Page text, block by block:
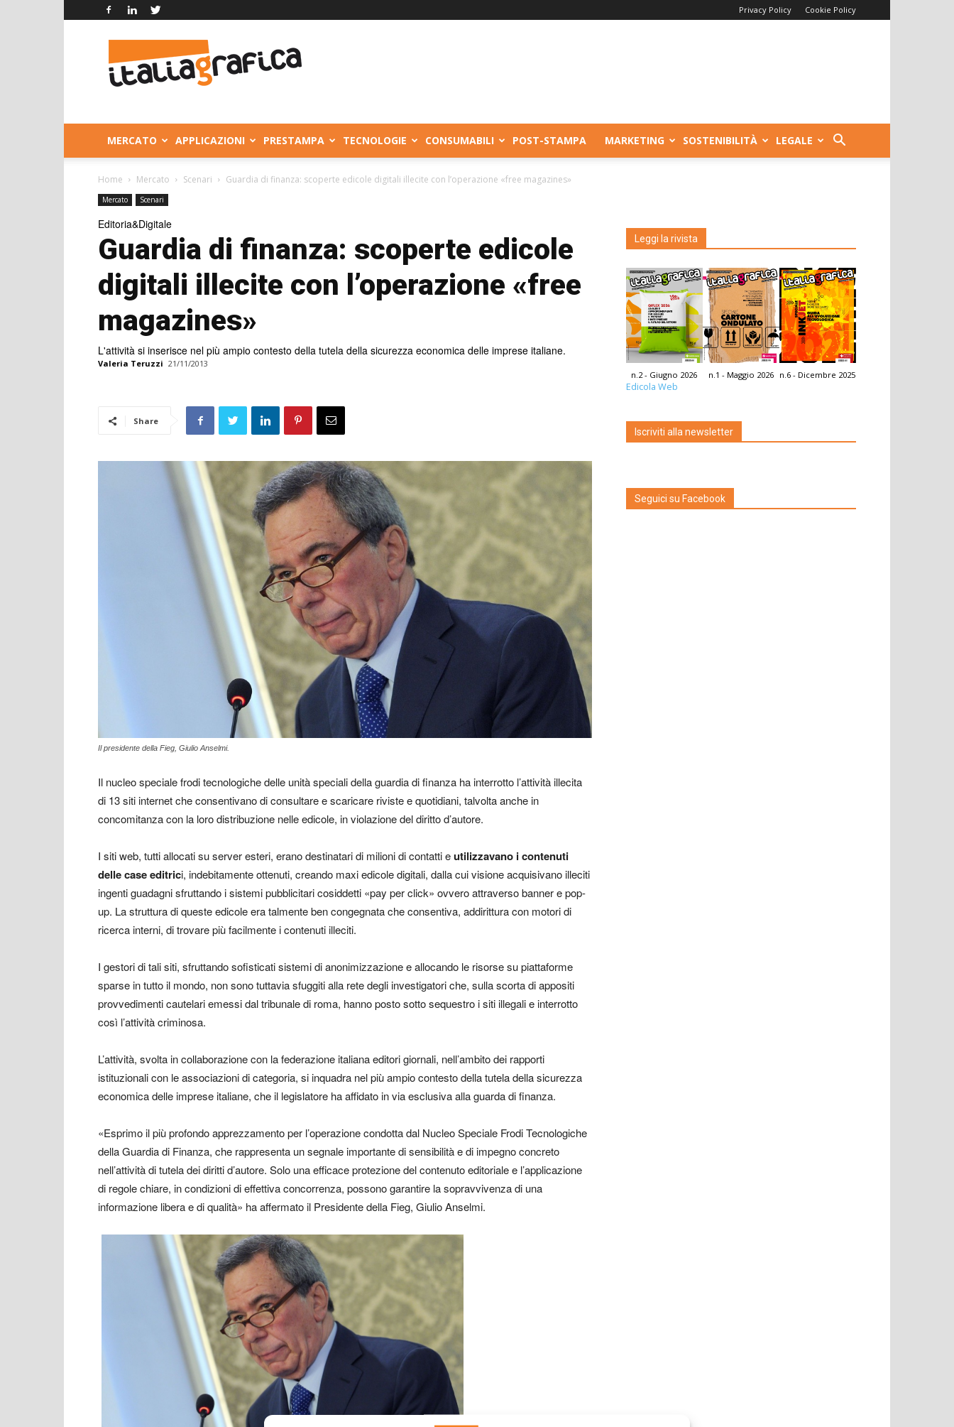
Privacy Policy Cookie Policy
Grafica
MERCATO APPLICAZIONI PRESTAMPA TECNOLOGIE CONSUMABILI POST-STAMPA MARKETING SOSTENIBILITÀ LEGALE
Home Mercato Scenari Guardia di finanza: scoperte edicole digitali illecite con l’operazione «free magazines»
Mercato Scenari
Editoria&Digitale
Guardia di finanza: scoperte edicole
digitali illecite con l’operazione «free
magazines»
L'attività si inserisce nel più ampio contesto della tutela della sicurezza economica delle imprese italiane.
Valeria Teruzzi 21/11/2013
Share
Il presidente della Fieg, Giulio Anselmi.
Il nucleo speciale frodi tecnologiche delle unità speciali della guardia di finanza ha interrotto l’attività illecita
di 13 siti internet che consentivano di consultare e scaricare riviste e quotidiani, talvolta anche in
concomitanza con la loro distribuzione nelle edicole, in violazione del diritto d’autore.
I siti web, tutti allocati su server esteri, erano destinatari di milioni di contatti eutilizzavano i contenuti
delle case editrici, indebitamente ottenuti, creando maxi edicole digitali, dalla cui visione acquisivano illeciti
ingenti guadagni sfruttando i sistemi pubblicitari cosiddetti «pay per click» ovvero attraverso banner e pop-
up. La struttura di queste edicole era talmente ben congegnata che consentiva, addirittura con motori di
ricerca interni, di trovare più facilmente i contenuti illeciti.
I gestori di tali siti, sfruttando sofisticati sistemi di anonimizzazione e allocando le risorse su piattaforme
sparse in tutto il mondo, non sono tuttavia sfuggiti alla rete degli investigatori che, sulla scorta di appositi
provvedimenti cautelari emessi dal tribunale di roma, hanno posto sotto sequestro i siti illegali e interrotto
così l’attività criminosa.
L’attività, svolta in collaborazione con la federazione italiana editori giornali, nell’ambito dei rapporti
istituzionali con le associazioni di categoria, si inquadra nel più ampio contesto della tutela della sicurezza
economica delle imprese italiane, che il legislatore ha affidato in via esclusiva alla guarda di finanza.
«Esprimo il più profondo apprezzamento per l’operazione condotta dal Nucleo Speciale Frodi Tecnologiche
della Guardia di Finanza, che rappresenta un segnale importante di sensibilità e di impegno concreto
nell’attività di tutela dei diritti d’autore. Solo una efficace protezione del contenuto editoriale e l’applicazione
di regole chiare, in condizioni di effettiva concorrenza, possono garantire la sopravvivenza di una
informazione libera e di qualità» ha affermato il Presidente della Fieg, Giulio Anselmi.
Leggi la rivista
n.2 - Giugno 2026 n.1 - Maggio 2026 n.6 - Dicembre 2025
Edicola Web
Iscriviti alla newsletter
Seguici su Facebook